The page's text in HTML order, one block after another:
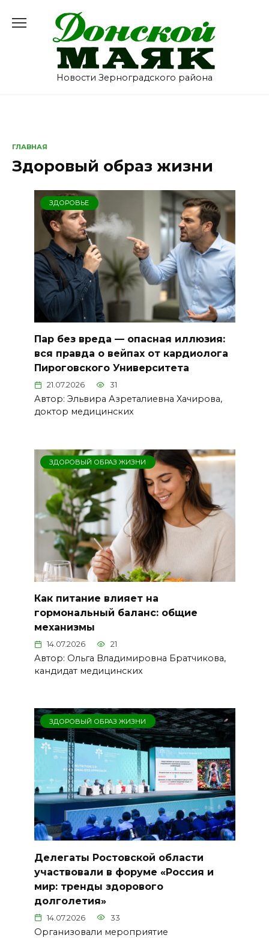
содержанию
Новости Зерноградского района
ГЛАВНАЯ
Здоровый образ жизни
ЗДОРОВЬЕ
Пар без вреда — опасная иллюзия:
вся правда о вейпах от кардиолога
Пироговского Университета
21.07.2026 31
Автор: Эльвира Азреталиевна Хачирова,
доктор медицинских
ЗДОРОВЫЙ ОБРАЗ ЖИЗНИ
Как питание влияет на
гормональный баланс: общие
механизмы
14.07.2026 21
Автор: Ольга Владимировна Братчикова,
кандидат медицинских
ЗДОРОВЫЙ ОБРАЗ ЖИЗНИ
Делегаты Ростовской области
участвовали в форуме «Россия и
мир: тренды здорового
долголетия»
14.07.2026 33
Организовали мероприятие